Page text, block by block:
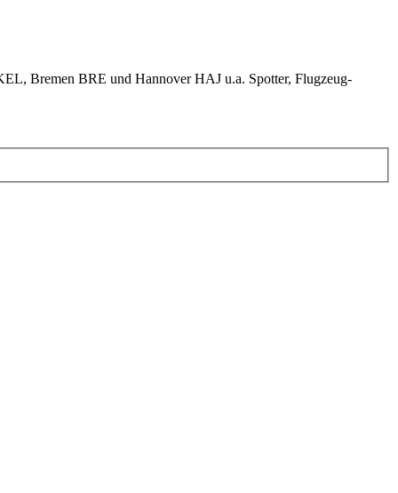
Bremen BRE und Hannover HAJ u.a. Spotter, Flugzeug-